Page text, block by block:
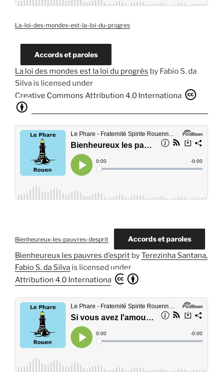
La-loi-des-mondes-est-la-loi-du-progres
Accords et paroles
La loi des mondes est la loi du progrès by Fabio S. da
Silva is licensed under
Creative Commons Attribution 4.0 International
Bienheureux-les-pauvres-desprit Accords et paroles
Bienheureux les pauvres d’esprit byTerezinha Santana,
Fabio S. da Silva is licensed under
Attribution 4.0 International